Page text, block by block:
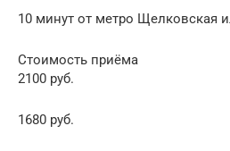
10 минут от метро Щелковская
Стоимость приёма
2100 руб.
1680 руб.